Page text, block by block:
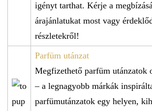
igényt tarthat. Kérje a
árajánlatukat most vagy
részletekről!
Parfüm utánzat
Megfizethető parfüm utánzatok
– a legnagyobb márkák
parfümutánzatok egy helyen,